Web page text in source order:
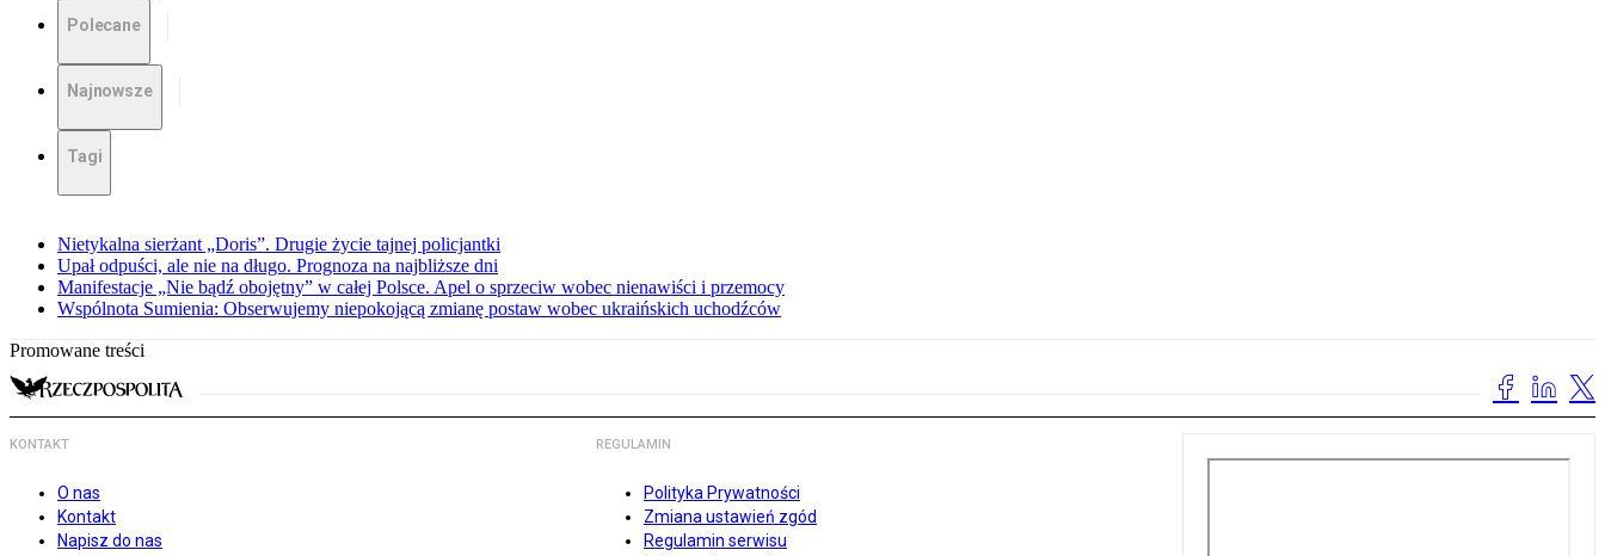
Polecane
Najnowsze
Tagi
Nietykalna sierżant „Doris”. Drugie życie tajnej policjantki
Upał odpuści, ale nie na długo. Prognoza na najbliższe dni
Manifestacje „Nie bądź obojętny” w całej Polsce. Apel o sprzeciw wobec nienawiści i przemocy
Wspólnota Sumienia: Obserwujemy niepokojącą zmianę postaw wobec ukraińskich uchodźców
Promowane treści
KONTAKT
O nas
Kontakt
Napisz do nas
REGULAMIN
Polityka Prywatności
Zmiana ustawień zgód
Regulamin serwisu